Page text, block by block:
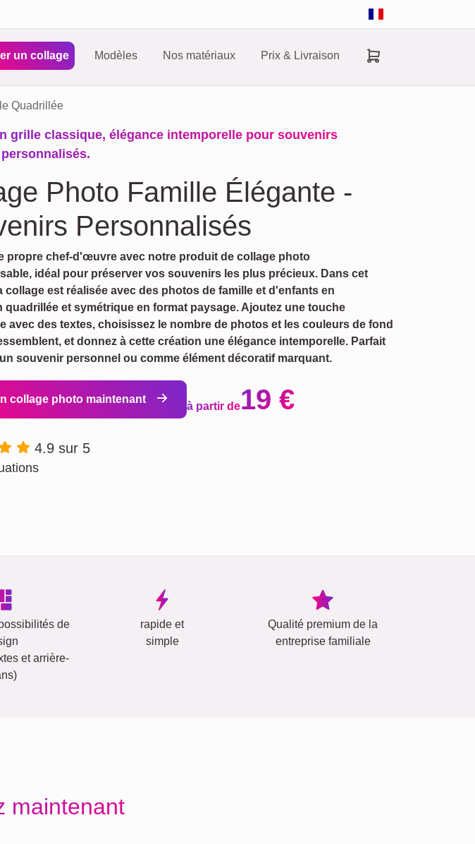
un collage Modèles Nos matériaux Prix & Livraison
Quadrillée
grille classique, élégance intemporelle pour souvenirs
Photo Famille Élégante -
Personnalisés
propre chef-d'œuvre avec notre produit de collage photo
idéal pour préserver vos souvenirs les plus précieux. Dans cet
collage est réalisée avec des photos de famille et d'enfants en
quadrillée et symétrique en format paysage. Ajoutez une touche
avec des textes, choisissez le nombre de photos et les couleurs de fond
et donnez à cette création une élégance intemporelle. Parfait
souvenir personnel ou comme élément décoratif marquant.
collage photo maintenant
à partir de19 €
4.9 sur 5
de
et arrière-
rapide et
simple
Qualité premium de la
entreprise familiale
maintenant